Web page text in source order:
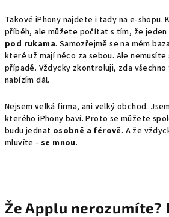
Takové iPhony najdete i tady na e-shopu.
příběh, ale můžete počítat s tím, že jeden
pod rukama. Samozřejmě se na mém
které už mají něco za sebou. Ale
případě. Vždycky zkontroluji, zda
nabízím dál.
Nejsem velká firma, ani velký obchod.
kterého iPhony baví. Proto se můžete
budu jednat osobně a férově. A že
mluvíte -se mnou.
Že Applu nerozumíte?